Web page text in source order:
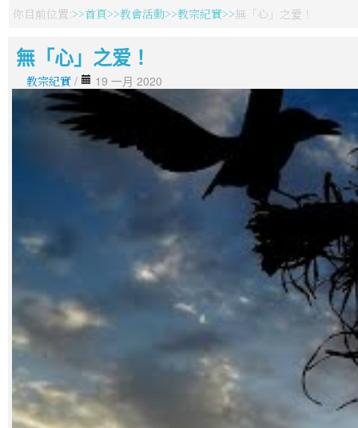
你目前位置: 首頁 教會活動 教宗紀實 無「心」之爱！
無「心」之爱！
教宗紀實 / 19 一月 2020